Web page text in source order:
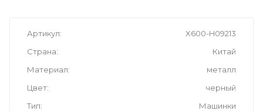
Артикул
X600-H09213
Страна
Китай
Материал
металл
Цвет
черный
Тип
Машинки